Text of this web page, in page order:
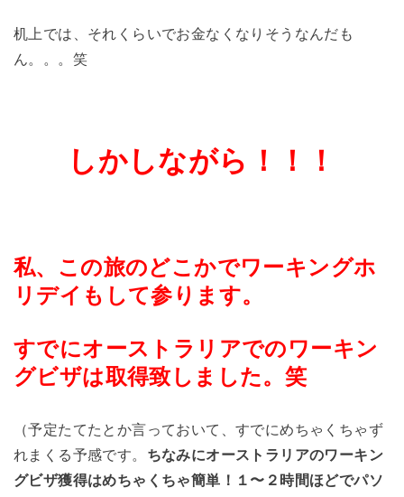
机上では、それくらいでお金なくなりそうなんだも
ん。。。笑
しかしながら！！！
私、この旅のどこかでワーキングホ
リデイもして参ります。
すでにオーストラリアでのワーキン
グビザは取得致しました。笑
（予定たてたとか言っておいて、すでにめちゃくちゃず
れまくる予感です。 ちなみにオーストラリアのワーキン
グビザ獲得はめちゃくちゃ簡単！１〜２時間ほどでパソ